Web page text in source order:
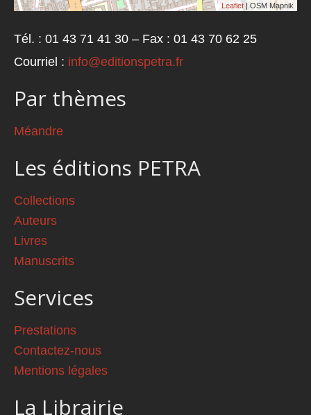
Leaflet | OSM Mapnik
Tél. : 01 43 71 41 30 – Fax : 01 43 70 62 25
Courriel : info@editionspetra.fr
Par thèmes
Méandre
Les éditions PETRA
Collections
Auteurs
Livres
Manuscrits
Services
Prestations
Contactez-nous
Mentions légales
La Librairie